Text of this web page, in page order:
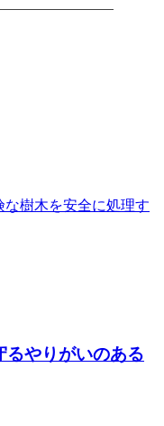
樹木を安全に処理す
るやりがいのある